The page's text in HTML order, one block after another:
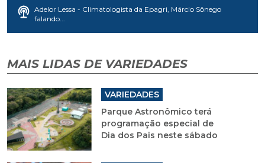
Adelor Lessa - Climatologista da Epagri, Márcio Sônego
falando...
MAIS LIDAS DE VARIEDADES
VARIEDADES
Parque Astronômico terá
programação especial de
Dia dos Pais neste sábado